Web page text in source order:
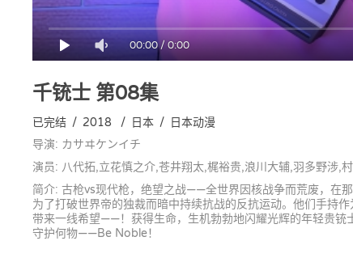
00:00/0:00
千铳士 第08集
已完结 / 2018 / 日本 / 日本动漫
导演: カサヰケンイチ
演员: 八代拓,立花慎之介,苍井翔太,梶裕贵,浪川大辅,羽多野涉,
简介: 古枪vs现代枪，绝望之战——全世界因核战争而荒废，在
为了打破世界帝的独裁而暗中持续抗战的反抗运动。他们手持
带来一线希望——！获得生命，生机勃勃地闪耀光辉的年轻贵铳
守护何物——Be Noble！